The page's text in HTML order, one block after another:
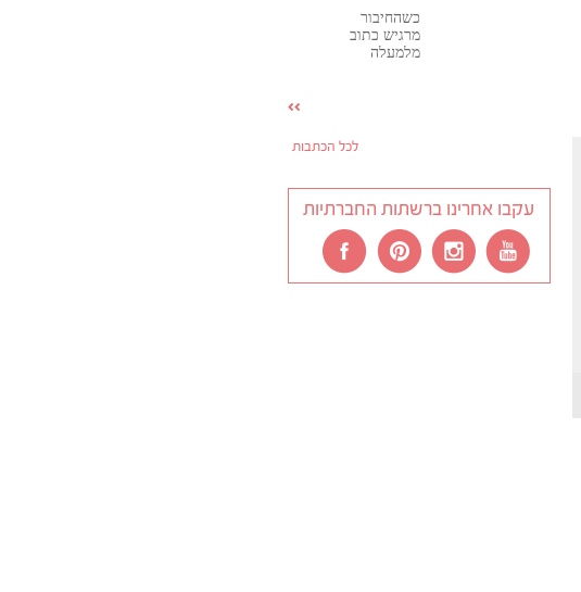
כשהחיבור
מרגיש כתוב
מלמעלה
לכל הכתבות
עקבו אחרינו ברשתות החברתיות